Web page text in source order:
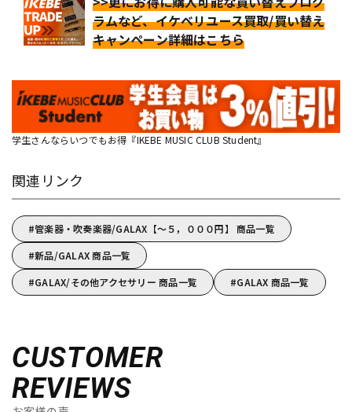
ラムなど、イケベリユース買取/買い替え
キャンペーン詳細はこちら
学生さんならいつでもお得『IKEBE MUSIC CLUB Student』
関連リンク
管楽器・吹奏楽器/GALAX【～５，０００円】 商品一覧
新品/GALAX 商品一覧
GALAX/その他アクセサリー 商品一覧
GALAX 商品一覧
CUSTOMER
REVIEWS